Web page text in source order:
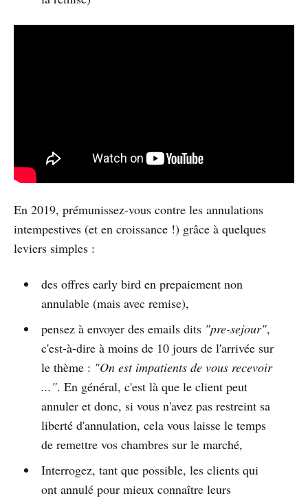
En 2019, prémunissez-vous contre les annulations
intempestives (et en croissance !) grâce à quelques
leviers simples :
des offres early bird en prepaiement non
annulable (mais avec remise),
pensez à envoyer des emails dits "pre-sejour",
c'est-à-dire à moins de 10 jours de l'arrivée sur
le thème : "On est impatients de vous recevoir
...". En général, c'est là que le client peut
annuler et donc, si vous n'avez pas restreint sa
liberté d'annulation, cela vous laisse le temps
de remettre vos chambres sur le marché,
Interrogez, tant que possible, les clients qui
ont annulé pour mieux connaître leurs